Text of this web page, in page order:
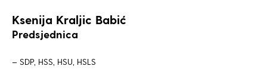
Ksenija Kraljic Babić
Predsjednica
– SDP, HSS, HSU, HSLS